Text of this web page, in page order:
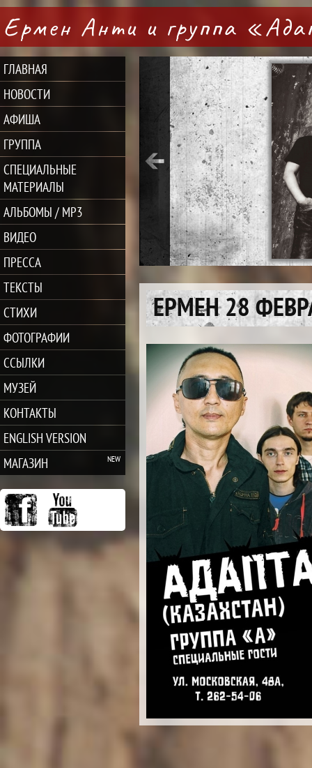
Ермен Анти и группа
ГЛАВНАЯ
НОВОСТИ
АФИША
ГРУППА
СПЕЦИАЛЬНЫЕ
МАТЕРИАЛЫ
АЛЬБОМЫ / MP3
ВИДЕО
ПРЕССА
ТЕКСТЫ
СТИХИ
ФОТОГРАФИИ
ССЫЛКИ
МУЗЕЙ
КОНТАКТЫ
ENGLISH VERSION
МАГАЗИН
ЕРМЕН 28